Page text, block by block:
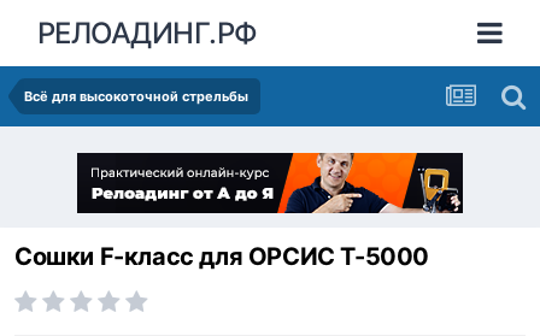
РЕЛОАДИНГ.РФ
Всё для высокоточной стрельбы
Сошки F-класс для ОРСИС Т-5000